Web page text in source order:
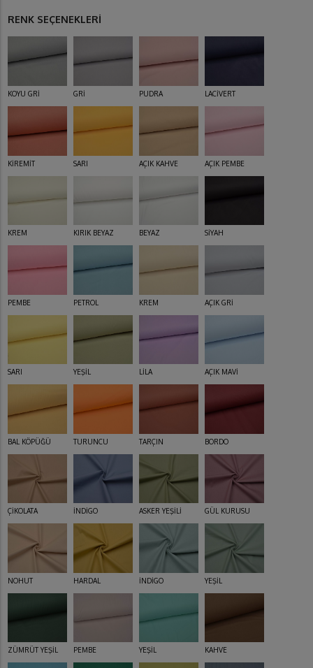
RENK SEÇENEKLERİ
KOYU GRİ GRİ PUDRA LACİVERT
KİREMİT SARI AÇIK KAHVE AÇIK PEMBE
KREM KIRIK BEYAZ BEYAZ SİYAH
PEMBE PETROL KREM AÇIK GRİ
SARI YEŞİL LİLA AÇIK MAVİ
BAL KÖPÜĞÜ TURUNCU TARÇIN BORDO
ÇİKOLATA İNDİGO ASKER YEŞİLİ GÜL KURUSU
NOHUT HARDAL İNDİGO YEŞİL
ZÜMRÜT YEŞİL PEMBE YEŞİL KAHVE